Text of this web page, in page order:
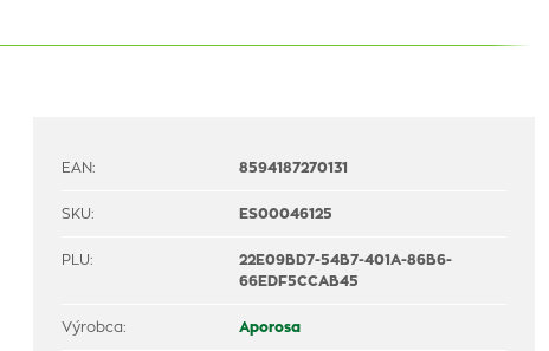
EAN: 8594187270131
SKU: ES00046125
PLU:
22E09BD7-54B7-401A-86B6-
66EDF5CCAB45
Výrobca: Aporosa